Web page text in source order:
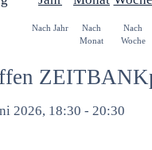
Nach Jahr
Nach
Monat
Nach
Woche
2026, 18:30 - 20:30